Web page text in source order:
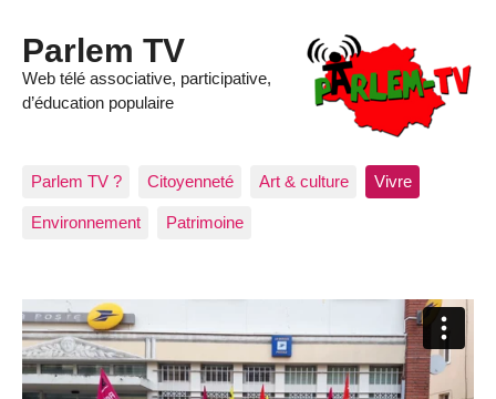
Parlem TV
Web télé associative, participative,
d’éducation populaire
Parlem TV ? Citoyenneté Art & culture Vivre
Environnement Patrimoine